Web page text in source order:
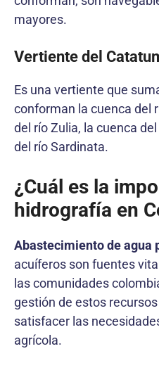
mayores.
Vertiente del
Es una vertiente que
conforman la cuenca del
del río Zulia, la cuenca
del río Sardinata.
¿Cuál es la
hidrografía en
Abastecimiento de agua
acuíferos son fuentes
las comunidades
gestión de estos
satisfacer las
agrícola.